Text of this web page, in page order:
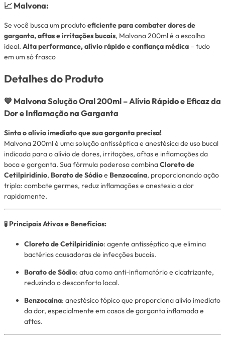
📈 Malvona:
Se você busca um produtoeficiente para combater dores de
garganta, aftas e irritações bucais, Malvona 200ml é a escolha
ideal. Alta performance, alívio rápido e confiança médica – tudo
em um só frasco
Detalhes do Produto
💙 Malvona Solução Oral 200ml – Alívio Rápido e Eficaz da
Dor e Inflamação na Garganta
Sinta o alívio imediato que sua garganta precisa!
Malvona 200ml é uma solução antisséptica e anestésica de uso bucal
indicada para o alívio de dores, irritações, aftas e inflamações da
boca e garganta. Sua fórmula poderosa combinaCloreto de
Cetilpiridínio, Borato de Sódioe Benzocaína, proporcionando ação
tripla: combate germes, reduz inflamações e anestesia a dor
rapidamente.
🧪 Principais Ativos e Benefícios:
Cloreto de Cetilpiridínio: agente antisséptico que elimina
bactérias causadoras de infecções bucais.
Borato de Sódio: atua como anti-inflamatório e cicatrizante,
reduzindo o desconforto local.
Benzocaína: anestésico tópico que proporciona alívio imediato
da dor, especialmente em casos de garganta inflamada e
aftas.